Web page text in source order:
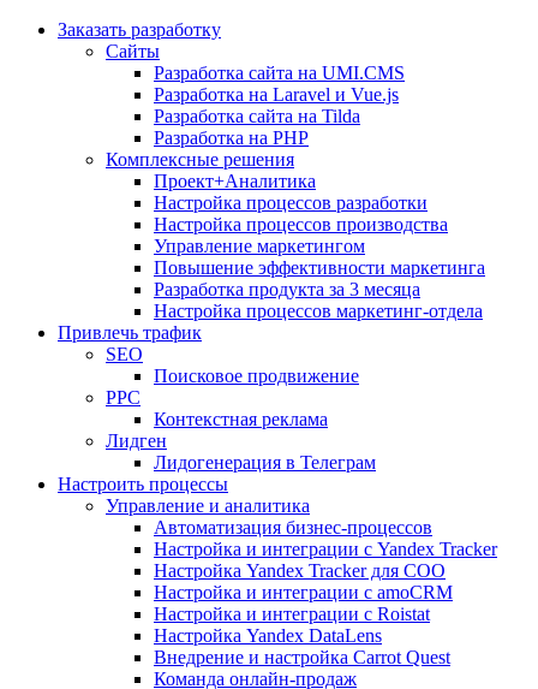
Заказать разработку
Сайты
Разработка сайта на UMI.CMS
Разработка на Laravel и Vue.js
Разработка сайта на Tilda
Разработка на PHP
Комплексные решения
Проект+Аналитика
Настройка процессов разработки
Настройка процессов производства
Управление маркетингом
Повышение эффективности маркетинга
Разработка продукта за 3 месяца
Настройка процессов маркетинг-отдела
Привлечь трафик
SEO
Поисковое продвижение
PPC
Контекстная реклама
Лидген
Лидогенерация в Телеграм
Настроить процессы
Управление и аналитика
Автоматизация бизнес-процессов
Настройка и интеграции с Yandex Tracker
Настройка Yandex Tracker для СОО
Настройка и интеграции с amoCRM
Настройка и интеграции с Roistat
Настройка Yandex DataLens
Внедрение и настройка Carrot Quest
Команда онлайн-продаж